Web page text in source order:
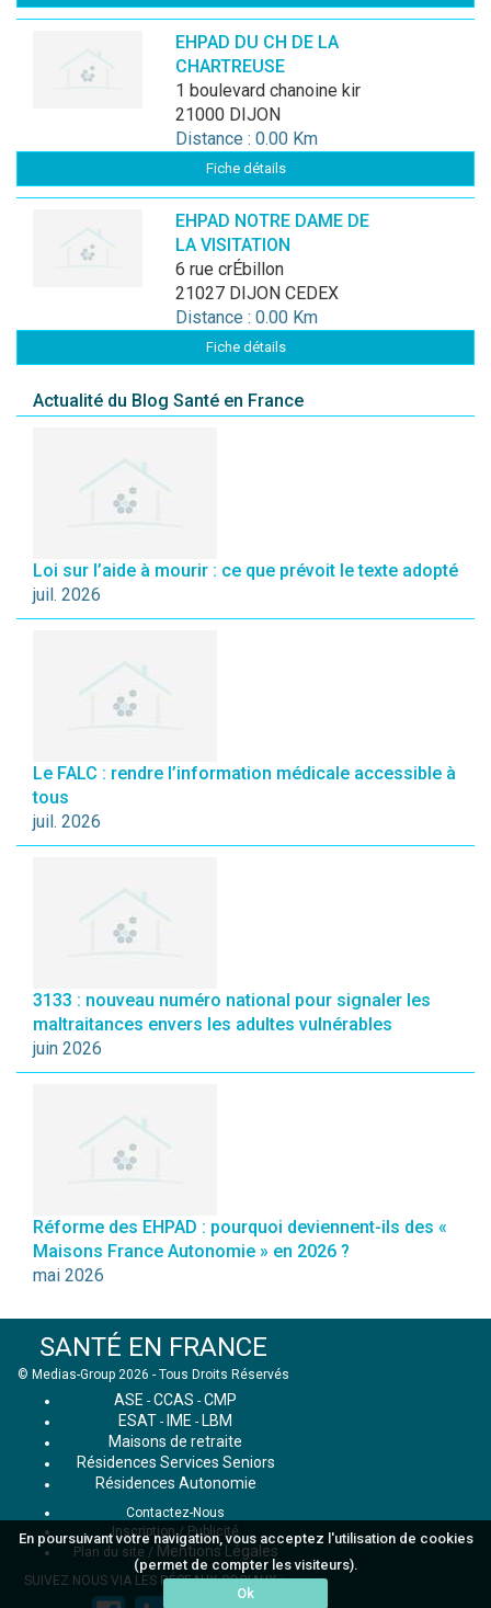
En poursuivant votre navigation, vous acceptez l'utilisation de cookies
(permet de compter les visiteurs).
Ok
EHPAD DU CH DE LA
CHARTREUSE
1 boulevard chanoine kir
21000 DIJON
Distance : 0.00 Km
Fiche détails
EHPAD NOTRE DAME DE
LA VISITATION
6 rue crÉbillon
21027 DIJON CEDEX
Distance : 0.00 Km
Fiche détails
Actualité du Blog Santé en France
Loi sur l’aide à mourir : ce que prévoit le texte adopté
juil. 2026
Le FALC : rendre l’information médicale accessible à
tous
juil. 2026
3133 : nouveau numéro national pour signaler les
maltraitances envers les adultes vulnérables
juin 2026
Réforme des EHPAD : pourquoi deviennent-ils des «
Maisons France Autonomie » en 2026 ?
mai 2026
SANTÉ EN FRANCE
© Medias-Group 2026 - Tous Droits Réservés
ASE - CCAS - CMP
ESAT - IME - LBM
Maisons de retraite
Résidences Services Seniors
Résidences Autonomie
Contactez-Nous
Inscription / Publicité
Plan du site / Mentions Légales
SUIVEZ NOUS VIA LES RÉSEAUX SOCIAUX :